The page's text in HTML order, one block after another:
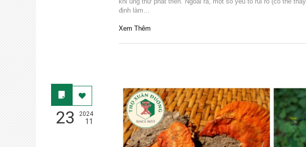
định làm…
Xem Thêm
23 2024
11